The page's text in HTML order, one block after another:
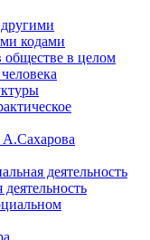
кодами
в целом
деятельность